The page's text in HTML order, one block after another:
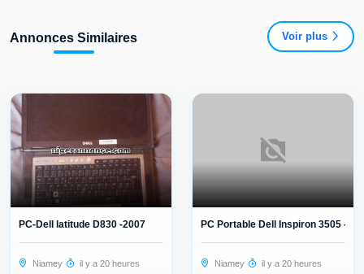
Annonces Similaires Voir plus
PC-Dell latitude D830 -2007
Niamey il y a 20 heures
PC Portable Dell Inspiron 3505 -
Niamey il y a 20 heures